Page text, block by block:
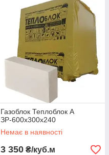
Газоблок Теплоблок А
ЗР-600х300х240
Немає в наявності
3 350 ₴/куб.м